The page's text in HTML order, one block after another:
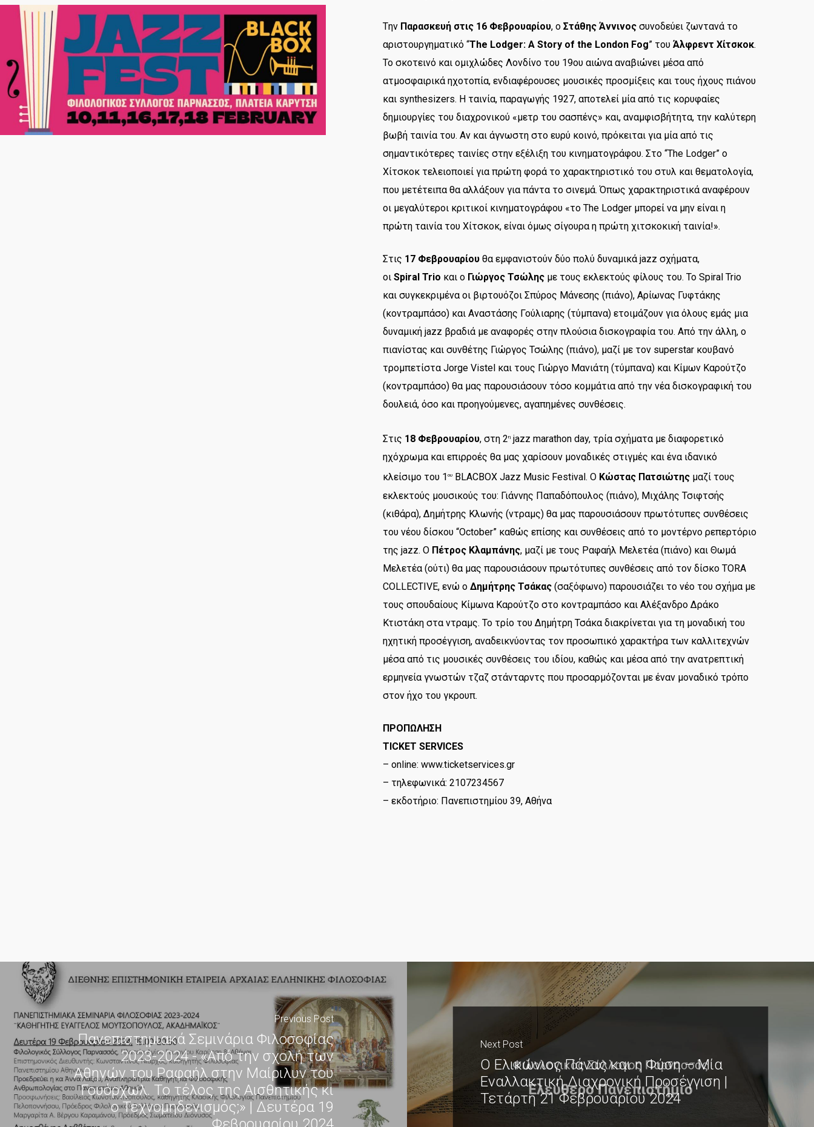
Tην Παρασκευή στις 16 Φεβρουαρίου, ο Στάθης Άννινοςσυνοδεύει ζωντανά το
αριστουργηματικό “The Lodger: A Story of the London Fog” του Άλφρεντ Χίτσκοκ.
Το σκοτεινό και ομιχλώδες Λονδίνο του 19ου αιώνα αναβιώνει μέσα από
ατμοσφαιρικά ηχοτοπία, ενδιαφέρουσες μουσικές προσμίξεις και τους ήχους πιάνου
και synthesizers. Η ταινία, παραγωγής 1927, αποτελεί μία από τις κορυφαίες
δημιουργίες του διαχρονικού «μετρ του σασπένς» και, αναμφισβήτητα, την καλύτερη
βωβή ταινία του. Αν και άγνωστη στο ευρύ κοινό, πρόκειται για μία από τις
σημαντικότερες ταινίες στην εξέλιξη του κινηματογράφου. Στο “The Lodger” o
Χίτσκοκ τελειοποιεί για πρώτη φορά το χαρακτηριστικό του στυλ και θεματολογία,
που μετέτειπα θα αλλάξουν για πάντα το σινεμά. Όπως χαρακτηριστικά αναφέρουν
οι μεγαλύτεροι κριτικοί κινηματογράφου «το The Lodger μπορεί να μην είναι η
πρώτη ταινία του Χίτσκοκ, είναι όμως σίγουρα η πρώτη χιτσκοκική ταινία!».
Στις 17 Φεβρουαρίουθα εμφανιστούν δύο πολύ δυναμικά jazz σχήματα,
οι Spiral Trio και ο Γιώργος Τσώληςμε τους εκλεκτούς φίλους του. Το Spiral Trio
και συγκεκριμένα οι βιρτουόζοι Σπύρος Μάνεσης (πιάνο), Αρίωνας Γυφτάκης
(κοντραμπάσο) και Αναστάσης Γούλιαρης (τύμπανα) ετοιμάζουν για όλους εμάς μια
δυναμική jazz βραδιά με αναφορές στην πλούσια δισκογραφία του. Από την άλλη, ο
πιανίστας και συνθέτης Γιώργος Τσώλης (πιάνο), μαζί με τον superstar κουβανό
τρομπετίστα Jorge Vistel και τους Γιώργο Μανιάτη (τύμπανα) και Κίμων Καρούτζο
(κοντραμπάσο) θα μας παρουσιάσουν τόσο κομμάτια από την νέα δισκογραφική του
δουλειά, όσο και προηγούμενες, αγαπημένες συνθέσεις.
Στις 18 Φεβρουαρίου, στη 2ηjazz marathon day, τρία σχήματα με διαφορετικό
ηχόχρωμα και επιρροές θα μας χαρίσουν μοναδικές στιγμές και ένα ιδανικό
κλείσιμο του 1 ουBLACBOX Jazz Music Festival. Ο Κώστας Πατσιώτηςμαζί τους
εκλεκτούς μουσικούς του: Γιάννης Παπαδόπουλος (πιάνο), Μιχάλης Τσιφτσής
(κιθάρα), Δημήτρης Κλωνής (ντραμς) θα μας παρουσιάσουν πρωτότυπες συνθέσεις
του νέου δίσκου “October” καθώς επίσης και συνθέσεις από το μοντέρνο ρεπερτόριο
της jazz. Ο Πέτρος Κλαμπάνης, μαζί με τους Ραφαήλ Μελετέα (πιάνο) και Θωμά
Μελετέα (ούτι) θα μας παρουσιάσουν πρωτότυπες συνθέσεις από τον δίσκο TORA
COLLECTIVE, ενώ ο Δημήτρης Τσάκας(σαξόφωνο) παρουσιάζει το νέο του σχήμα με
τους σπουδαίους Κίμωνα Καρούτζο στο κοντραμπάσο και Αλέξανδρο Δράκο
Κτιστάκη στα ντραμς. Το τρίο του Δημήτρη Τσάκα διακρίνεται για τη μοναδική του
ηχητική προσέγγιση, αναδεικνύοντας τον προσωπικό χαρακτήρα των καλλιτεχνών
μέσα από τις μουσικές συνθέσεις του ιδίου, καθώς και μέσα από την ανατρεπτική
ερμηνεία γνωστών τζαζ στάνταρντς που προσαρμόζονται με έναν μοναδικό τρόπο
στον ήχο του γκρουπ.
ΠΡΟΠΩΛΗΣΗ
TICKET SERVICES
– online: www.ticketservices.gr
– τηλεφωνικά: 2107234567
– εκδοτήριο: Πανεπιστημίου 39, Αθήνα
Previous Post
Πανεπιστημιακά Σεμινάρια Φιλοσοφίας
2023-2024 - «Από την σχολή των
Αθηνών του Ραφαήλ στην Μαίριλυν του
Γουόρχωλ. Το τέλος της Αισθητικής κι
ο Τεχνομηδενισμός;» | Δευτέρα 19
Next Post
Ο Ελικώνιος Πάνας και η Φύση – Μία
Εναλλακτική Διαχρονική Προσέγγιση |
Τετάρτη 21 Φεβρουαρίου 2024